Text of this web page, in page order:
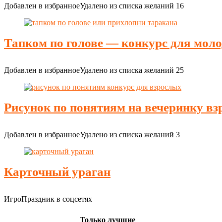
Добавлен в избранноеУдалено из списка желаний 16
Тапком по голове — конкурс для
Добавлен в избранноеУдалено из списка желаний 25
Рисунок по понятиям на вечеринку
Добавлен в избранноеУдалено из списка желаний 3
Карточный ураган
ИгроПраздник в соцсетях
Только лучшие